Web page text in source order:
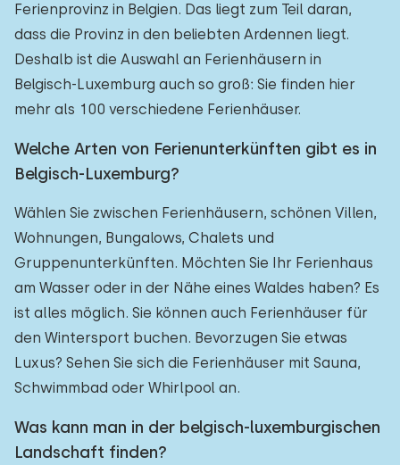
Ferienprovinz in Belgien. Das liegt zum Teil daran,
dass die Provinz in den beliebten Ardennen liegt.
Deshalb ist die Auswahl an Ferienhäusern in
Belgisch-Luxemburg auch so groß: Sie finden hier
mehr als 100 verschiedene Ferienhäuser.
Welche Arten von Ferienunterkünften gibt es in
Belgisch-Luxemburg?
Wählen Sie zwischen Ferienhäusern, schönen Villen,
Wohnungen, Bungalows, Chalets und
Gruppenunterkünften. Möchten Sie Ihr Ferienhaus
am Wasser oder in der Nähe eines Waldes haben? Es
ist alles möglich. Sie können auch Ferienhäuser für
den Wintersport buchen. Bevorzugen Sie etwas
Luxus? Sehen Sie sich die Ferienhäuser mit Sauna,
Schwimmbad oder Whirlpool an.
Was kann man in der belgisch-luxemburgischen
Landschaft finden?